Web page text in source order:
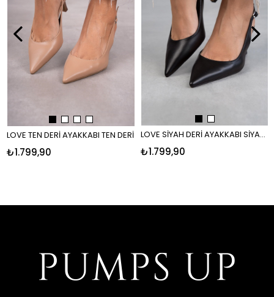
LOVE TEN DERİ AYAKKABI TEN DERİ
₺1.799,90
LOVE SİYAH DERİ AYAKKABI SİYAH DERİ
₺1.799,90